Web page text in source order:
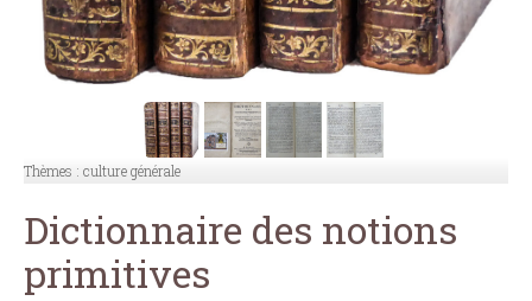
Thèmes : culture générale
Dictionnaire des notions
primitives